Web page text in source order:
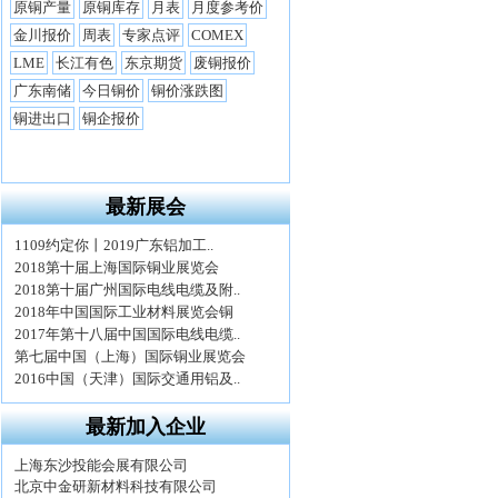
最新展会
最新加入企业